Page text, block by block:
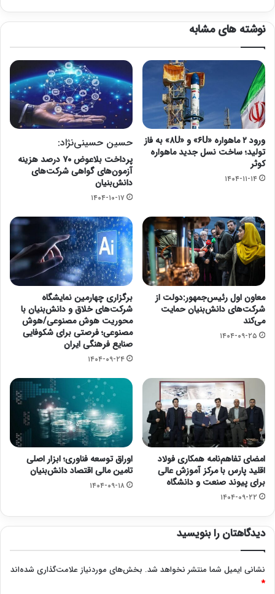
نوشته های مشابه
ورود ۲ ماهواره «۶U» و «۸U» به فاز
تولید؛ ساخت نسل جدید ماهواره
کوثر
۱۴۰۴-۱۱-۱۴
حسین حسینی‌نژاد:
پرداخت بلاعوض ۷۰ درصد هزینه
آزمون‌های گواهی شرکت‌های
دانش‌بنیان
۱۴۰۴-۱۰-۱۷
معاون اول رئیس‌جمهور:دولت از
شرکت‌های دانش‌بنیان حمایت
می‌کند
۱۴۰۴-۰۹-۲۵
برگزاری چهارمین نمایشگاه
شرکت‌های خلاق و دانش‌بنیان با
محوریت هوش مصنوعی/هوش
مصنوعی؛ فرصتی برای شکوفایی
صنایع فرهنگی ایران
۱۴۰۴-۰۹-۲۴
امضای تفاهم‌نامه همکاری فولاد
اقلید پارس با مرکز آموزش عالی
برای پیوند صنعت و دانشگاه
۱۴۰۴-۰۹-۲۲
اوراق توسعه فناوری؛ ابزار اصلی
تامین مالی اقتصاد دانش‌بنیان
۱۴۰۴-۰۹-۱۸
دیدگاهتان را بنویسید
نشانی ایمیل شما منتشر نخواهد شد. بخش‌های موردنیاز علامت‌گذاری شده‌اند
*